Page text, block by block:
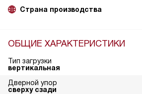
Страна производства
ОБЩИЕ ХАРАКТЕРИСТИКИ
Тип загрузки
вертикальная
Дверной упор
сверху сзади